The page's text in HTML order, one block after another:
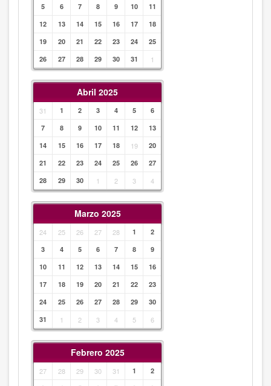
5 6 7 8 9 10
11
12
13 14 15 16 17
18
19
20 21 22 23 24
25
26
27 28 29 30 31 1
Abril 2025
31 1 2 3 4 5
6
7
8 9 10 11 12
13
14
15 16 17 18 19
20
21
22 23 24 25 26
27
28
29 30 1 2 3 4
Marzo 2025
24 25 26 27 28 1
2
3
4 5 6 7 8
9
10
11 12 13 14 15
16
17
18 19 20 21 22
23
24
25 26 27 28 29
30
31
1 2 3 4 5 6
Febrero 2025
27 28 29 30 31 1
2